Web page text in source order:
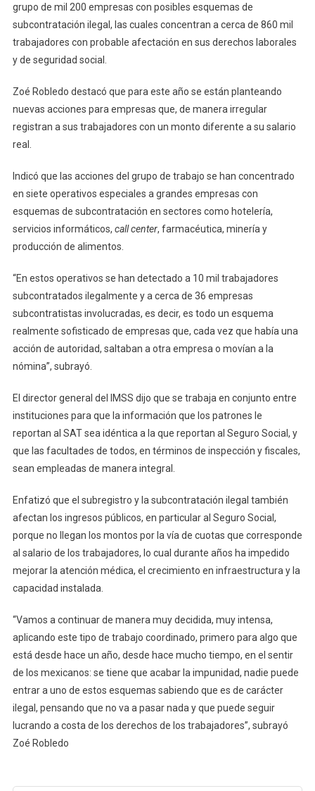
grupo de mil 200 empresas con posibles esquemas de
subcontratación ilegal, las cuales concentran a cerca de 860 mil
trabajadores con probable afectación en sus derechos laborales
y de seguridad social.
Zoé Robledo destacó que para este año se están planteando
nuevas acciones para empresas que, de manera irregular
registran a sus trabajadores con un monto diferente a su salario
real.
Indicó que las acciones del grupo de trabajo se han concentrado
en siete operativos especiales a grandes empresas con
esquemas de subcontratación en sectores como hotelería,
servicios informáticos, call center, farmacéutica, minería y
producción de alimentos.
“En estos operativos se han detectado a 10 mil trabajadores
subcontratados ilegalmente y a cerca de 36 empresas
subcontratistas involucradas, es decir, es todo un esquema
realmente sofisticado de empresas que, cada vez que había una
acción de autoridad, saltaban a otra empresa o movían a la
nómina”, subrayó.
El director general del IMSS dijo que se trabaja en conjunto entre
instituciones para que la información que los patrones le
reportan al SAT sea idéntica a la que reportan al Seguro Social, y
que las facultades de todos, en términos de inspección y fiscales,
sean empleadas de manera integral.
Enfatizó que el subregistro y la subcontratación ilegal también
afectan los ingresos públicos, en particular al Seguro Social,
porque no llegan los montos por la vía de cuotas que corresponde
al salario de los trabajadores, lo cual durante años ha impedido
mejorar la atención médica, el crecimiento en infraestructura y la
capacidad instalada.
“Vamos a continuar de manera muy decidida, muy intensa,
aplicando este tipo de trabajo coordinado, primero para algo que
está desde hace un año, desde hace mucho tiempo, en el sentir
de los mexicanos: se tiene que acabar la impunidad, nadie puede
entrar a uno de estos esquemas sabiendo que es de carácter
ilegal, pensando que no va a pasar nada y que puede seguir
lucrando a costa de los derechos de los trabajadores”, subrayó
Zoé Robledo